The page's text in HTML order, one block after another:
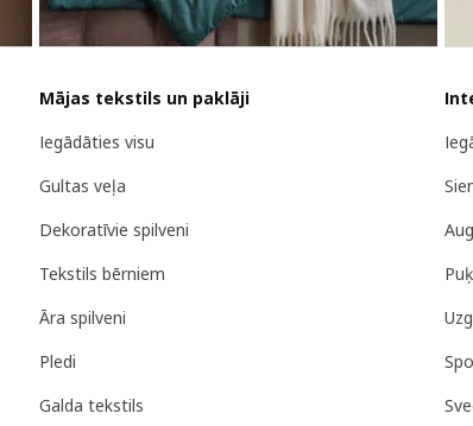
Mājas tekstils un paklāji
Iegādāties visu
Gultas veļa
Dekoratīvie spilveni
Tekstils bērniem
Āra spilveni
Pledi
Galda tekstils